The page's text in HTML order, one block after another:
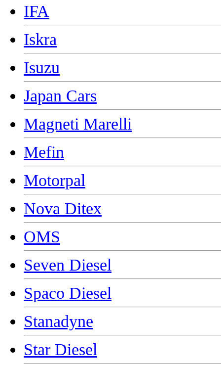
IFA
Iskra
Isuzu
Japan Cars
Magneti Marelli
Mefin
Motorpal
Nova Ditex
OMS
Seven Diesel
Spaco Diesel
Stanadyne
Star Diesel